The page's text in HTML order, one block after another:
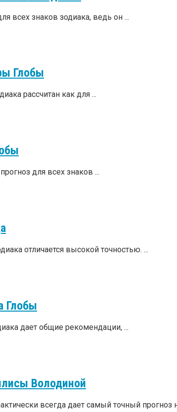
всех знаков зодиака, ведь он ...
Глобы
рассчитан как для ...
для всех знаков ...
отличается высокой точностью. ...
Глобы
дает общие рекомендации, ...
Володиной
всегда дает самый точный прогноз